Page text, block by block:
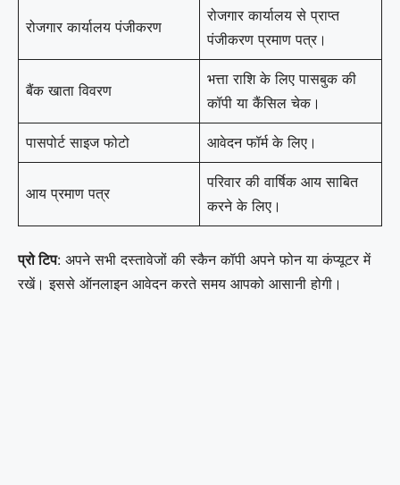
रोजगार कार्यालय पंजीकरण
रोजगार कार्यालय से प्राप्त
पंजीकरण प्रमाण पत्र।
बैंक खाता विवरण
भत्ता राशि के लिए पासबुक की
कॉपी या कैंसिल चेक।
पासपोर्ट साइज फोटो आवेदन फॉर्म के लिए।
आय प्रमाण पत्र
परिवार की वार्षिक आय साबित
करने के लिए।
प्रो टिप: अपने सभी दस्तावेजों की स्कैन कॉपी अपने फोन या कंप्यूटर में
रखें। इससे ऑनलाइन आवेदन करते समय आपको आसानी होगी।